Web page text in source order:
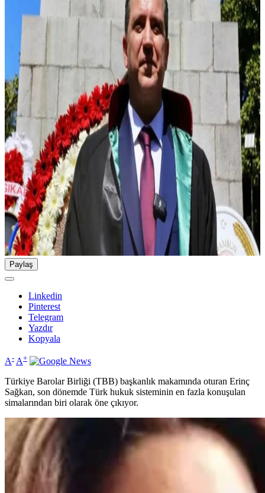
Paylaş
Linkedin
Pinterest
Telegram
Yazdır
Kopyala
A- A+
Türkiye Barolar Birliği (TBB) başkanlık makamında oturan Erinç
Sağkan, son dönemde Türk hukuk sisteminin en fazla konuşulan
simalarından biri olarak öne çıkıyor.